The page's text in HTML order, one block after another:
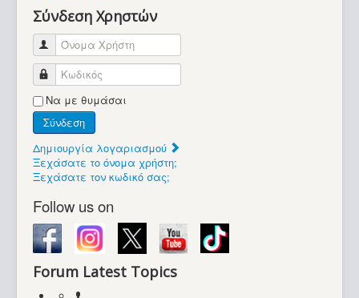
Σύνδεση Χρηστών
Όνομα Χρήστη
Κωδικός
Να με θυμάσαι
Σύνδεση
Δημιουργία λογαριασμού
Ξεχάσατε το όνομα χρήστη;
Ξεχάσατε τον κωδικό σας;
Follow us on
Forum Latest Topics